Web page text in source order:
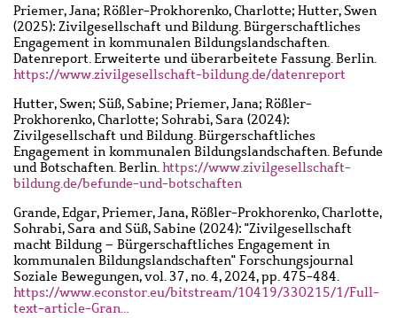
Priemer, Jana; Rößler-Prokhorenko, Charlotte; Hutter, Swen
(2025): Zivilgesellschaft und Bildung. Bürgerschaftliches
Engagement in kommunalen Bildungslandschaften.
Datenreport. Erweiterte und überarbeitete Fassung. Berlin.
https://www.zivilgesellschaft-bildung.de/datenreport
Hutter, Swen; Süß, Sabine; Priemer, Jana; Rößler-
Prokhorenko, Charlotte; Sohrabi, Sara (2024):
Zivilgesellschaft und Bildung. Bürgerschaftliches
Engagement in kommunalen Bildungslandschaften. Befunde
und Botschaften. Berlin.https://www.zivilgesellschaft-
bildung.de/befunde-und-botschaften
Grande, Edgar, Priemer, Jana, Rößler-Prokhorenko, Charlotte,
Sohrabi, Sara and Süß, Sabine (2024): "Zivilgesellschaft
macht Bildung – Bürgerschaftliches Engagement in
kommunalen Bildungslandschaften" Forschungsjournal
Soziale Bewegungen, vol. 37, no. 4, 2024, pp. 475-484.
https://www.econstor.eu/bitstream/10419/330215/1/Full-
text-article-Gran…